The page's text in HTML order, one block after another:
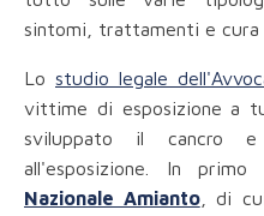
sintomi, trattamenti e
Lo studio legale
vittime di esposizione a
sviluppato il cancro e
all'esposizione. In
Nazionale Amianto, di